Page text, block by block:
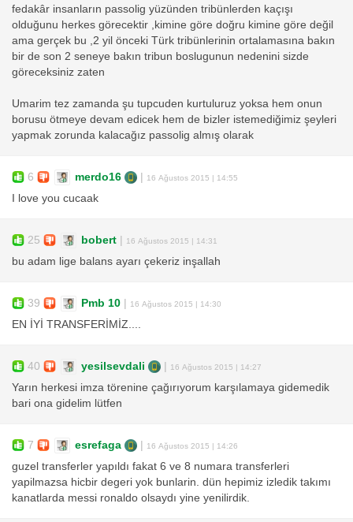
fedakâr insanların passolig yüzünden tribünlerden kaçışı
olduğunu herkes görecektir ,kimine göre doğru kimine göre değil
ama gerçek bu ,2 yil önceki Türk tribünlerinin ortalamasına bakın
bir de son 2 seneye bakın tribun boslugunun nedenini sizde
göreceksiniz zaten
Umarim tez zamanda şu tupcuden kurtuluruz yoksa hem onun
borusu ötmeye devam edicek hem de bizler istemediğimiz şeyleri
yapmak zorunda kalacağız passolig almış olarak
6 merdo16 | 16 Ağustos 2015 | 14:55
I love you cucaak
25 bobert | 16 Ağustos 2015 | 14:31
bu adam lige balans ayarı çekeriz inşallah
39 Pmb 10 | 16 Ağustos 2015 | 14:30
EN İYİ TRANSFERİMİZ....
40 yesilsevdali | 16 Ağustos 2015 | 14:27
Yarın herkesi imza törenine çağırıyorum karşılamaya gidemedik
bari ona gidelim lütfen
7 esrefaga | 16 Ağustos 2015 | 14:26
guzel transferler yapıldı fakat 6 ve 8 numara transferleri
yapilmazsa hicbir degeri yok bunlarin. dün hepimiz izledik takımı
kanatlarda messi ronaldo olsaydı yine yenilirdik.